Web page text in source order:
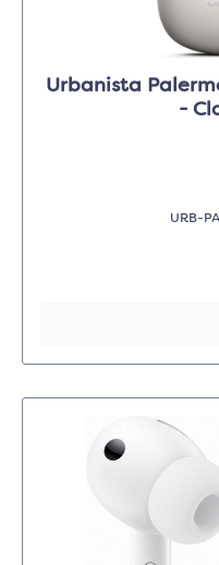
Urbanista
-
URB-